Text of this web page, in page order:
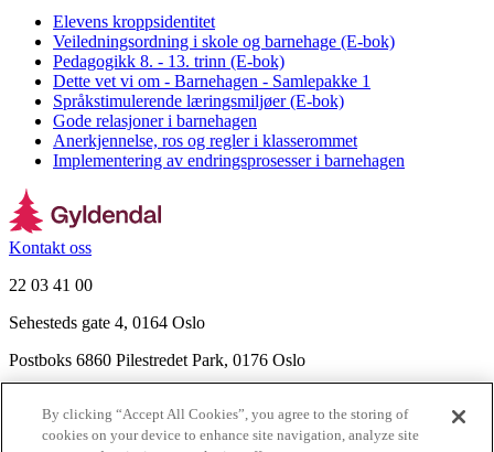
Elevens kroppsidentitet
Veiledningsordning i skole og barnehage (E-bok)
Pedagogikk 8. - 13. trinn (E-bok)
Dette vet vi om - Barnehagen - Samlepakke 1
Språkstimulerende læringsmiljøer (E-bok)
Gode relasjoner i barnehagen
Anerkjennelse, ros og regler i klasserommet
Implementering av endringsprosesser i barnehagen
Kontakt oss
22 03 41 00
Sehesteds gate 4, 0164 Oslo
Postboks 6860 Pilestredet Park, 0176 Oslo
Nyhetsbrev
By clicking “Accept All Cookies”, you agree to the storing of
cookies on your device to enhance site navigation, analyze site